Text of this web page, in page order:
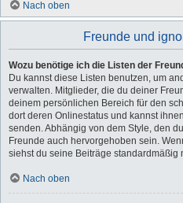
Nach oben
Freunde und
Wozu benötige ich die Listen der
Du kannst diese Listen benutzen, um
verwalten. Mitglieder, die du deiner
deinem persönlichen Bereich für den
dort deren Onlinestatus und kannst
senden. Abhängig von dem Style, den
Freunde auch hervorgehoben sein.
siehst du seine Beiträge standardmäßig
Nach oben